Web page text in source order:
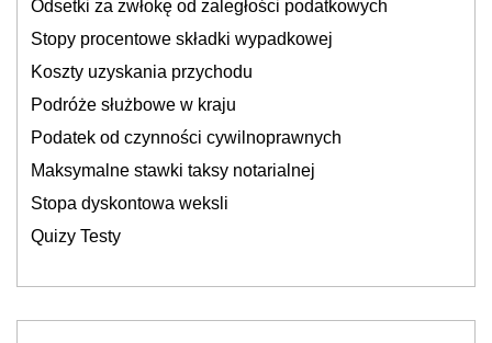
Odsetki za zwłokę od zaległości podatkowych
Stopy procentowe składki wypadkowej
Koszty uzyskania przychodu
Podróże służbowe w kraju
Podatek od czynności cywilnoprawnych
Maksymalne stawki taksy notarialnej
Stopa dyskontowa weksli
Quizy Testy